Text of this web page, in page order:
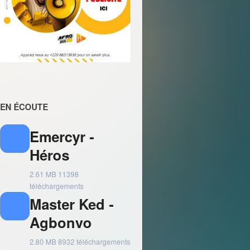
EN ÉCOUTE
Emercyr -
Héros
2.61 MB 11398
téléchargements
Master Ked -
Agbonvo
2.80 MB8932 téléchargements